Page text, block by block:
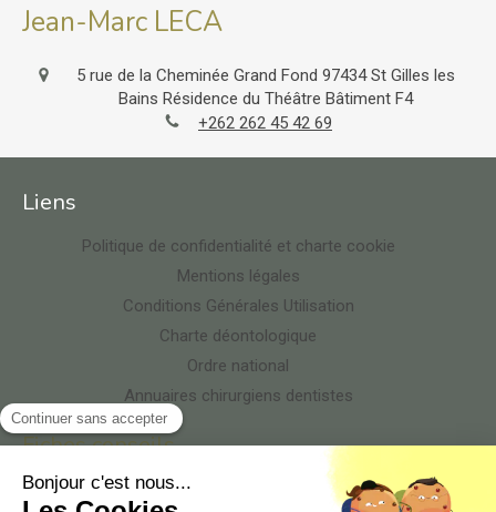
Jean-Marc LECA
5 rue de la Cheminée Grand Fond 97434 St Gilles les
Bains Résidence du Théâtre Bâtiment F4
+262 262 45 42 69
Liens
Politique de confidentialité et charte cookie
Mentions légales
Conditions Générales Utilisation
Charte déontologique
Ordre national
Annuaires chirurgiens dentistes
Fiches conseils
HYGIÈNE ET ASEPSIE AU CABINET